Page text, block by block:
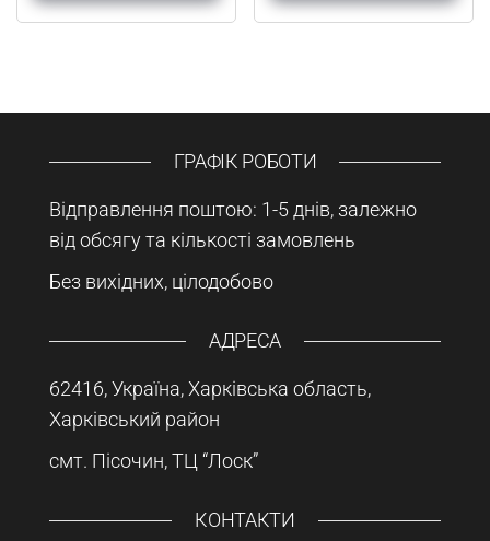
ГРАФІК РОБОТИ
Відправлення поштою: 1-5 днів, залежно
від обсягу та кількості замовлень
Без вихідних, цілодобово
АДРЕСА
62416, Україна, Харківська область,
Харківський район
смт. Пісочин, ТЦ “Лоск”
КОНТАКТИ